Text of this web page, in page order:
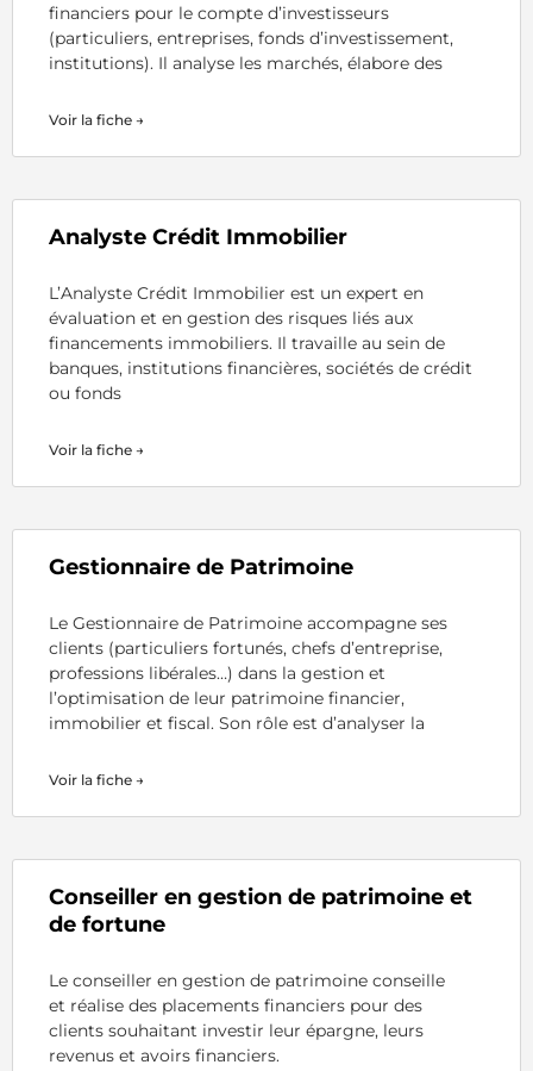
financiers pour le compte d’investisseurs
(particuliers, entreprises, fonds d’investissement,
institutions). Il analyse les marchés, élabore des
Voir la fiche →
Analyste Crédit Immobilier
L’Analyste Crédit Immobilier est un expert en
évaluation et en gestion des risques liés aux
financements immobiliers. Il travaille au sein de
banques, institutions financières, sociétés de crédit
ou fonds
Voir la fiche →
Gestionnaire de Patrimoine
Le Gestionnaire de Patrimoine accompagne ses
clients (particuliers fortunés, chefs d’entreprise,
professions libérales…) dans la gestion et
l’optimisation de leur patrimoine financier,
immobilier et fiscal. Son rôle est d’analyser la
Voir la fiche →
Conseiller en gestion de patrimoine et
de fortune
Le conseiller en gestion de patrimoine conseille
et réalise des placements financiers pour des
clients souhaitant investir leur épargne, leurs
revenus et avoirs financiers.